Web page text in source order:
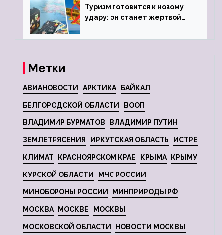
Туризм готовится к новому
удару: он станет жертвой
Метки
АВИАНОВОСТИ АРКТИКА БАЙКАЛ
БЕЛГОРОДСКОЙ ОБЛАСТИ ВООП
ВЛАДИМИР БУРМАТОВ ВЛАДИМИР ПУТИН
ЗЕМЛЕТРЯСЕНИЯ ИРКУТСКАЯ ОБЛАСТЬ ИСТРЕ
КЛИМАТ КРАСНОЯРСКОМ КРАЕ КРЫМА КРЫМУ
КУРСКОЙ ОБЛАСТИ МЧС РОССИИ
МИНОБОРОНЫ РОССИИ МИНПРИРОДЫ РФ
МОСКВА МОСКВЕ МОСКВЫ
МОСКОВСКОЙ ОБЛАСТИ НОВОСТИ МОСКВЫ